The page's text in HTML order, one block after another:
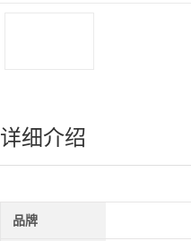
详细介绍
品牌